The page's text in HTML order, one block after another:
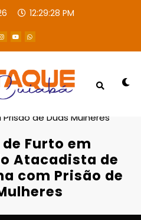
12:29:30 PM
Destaques
de Duas Mulheres
Furto em
Atacadista de
com Prisão de